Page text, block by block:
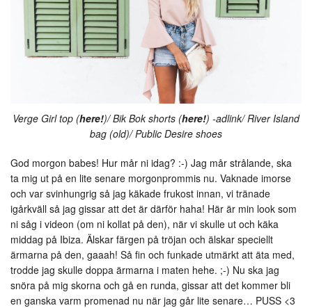
Verge Girl top (here!)/ Bik Bok shorts (here!) -adlink/ River Island
bag (old)/ Public Desire shoes
God morgon babes! Hur mår ni idag? :-) Jag mår strålande, ska
ta mig ut på en lite senare morgonprommis nu. Vaknade imorse
och var svinhungrig så jag käkade frukost innan, vi tränade
igårkväll så jag gissar att det är därför haha! Här är min look som
ni såg i videon (om ni kollat på den), när vi skulle ut och käka
middag på Ibiza. Älskar färgen på tröjan och älskar speciellt
ärmarna på den, gaaah! Så fin och funkade utmärkt att äta med,
trodde jag skulle doppa ärmarna i maten hehe. ;-) Nu ska jag
snöra på mig skorna och gå en runda, gissar att det kommer bli
en ganska varm promenad nu när jag går lite senare… PUSS <3